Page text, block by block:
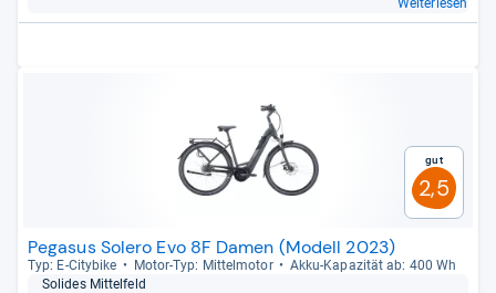
Weiterlesen
Gut
2,5
Pegasus Solero Evo 8F Damen (Modell 2023)
Typ: E-​City­bike Motor-​Typ: Mit­tel­mo­tor
Akku-​Kapa­zi­tät ab: 400 Wh
Soli­des Mit­tel­feld